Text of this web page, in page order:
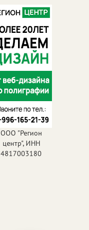
ООО "Регион
центр", ИНН
4817003180